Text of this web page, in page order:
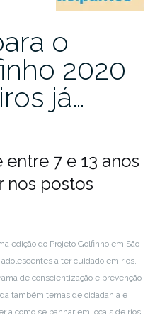
o
2020
já…
7 e 13 anos
nos postos
edição do Projeto Golfinho em São
a ter cuidado em rios,
de conscientização e prevenção
também temas de cidadania e
a como se banhar em locais de rios,